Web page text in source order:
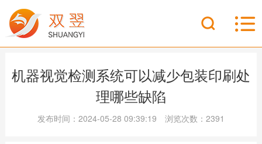
机器视觉检测系统可以减少包装印刷处
理哪些缺陷
发布时间：2024-05-28 09:39:19 浏览次数：2391